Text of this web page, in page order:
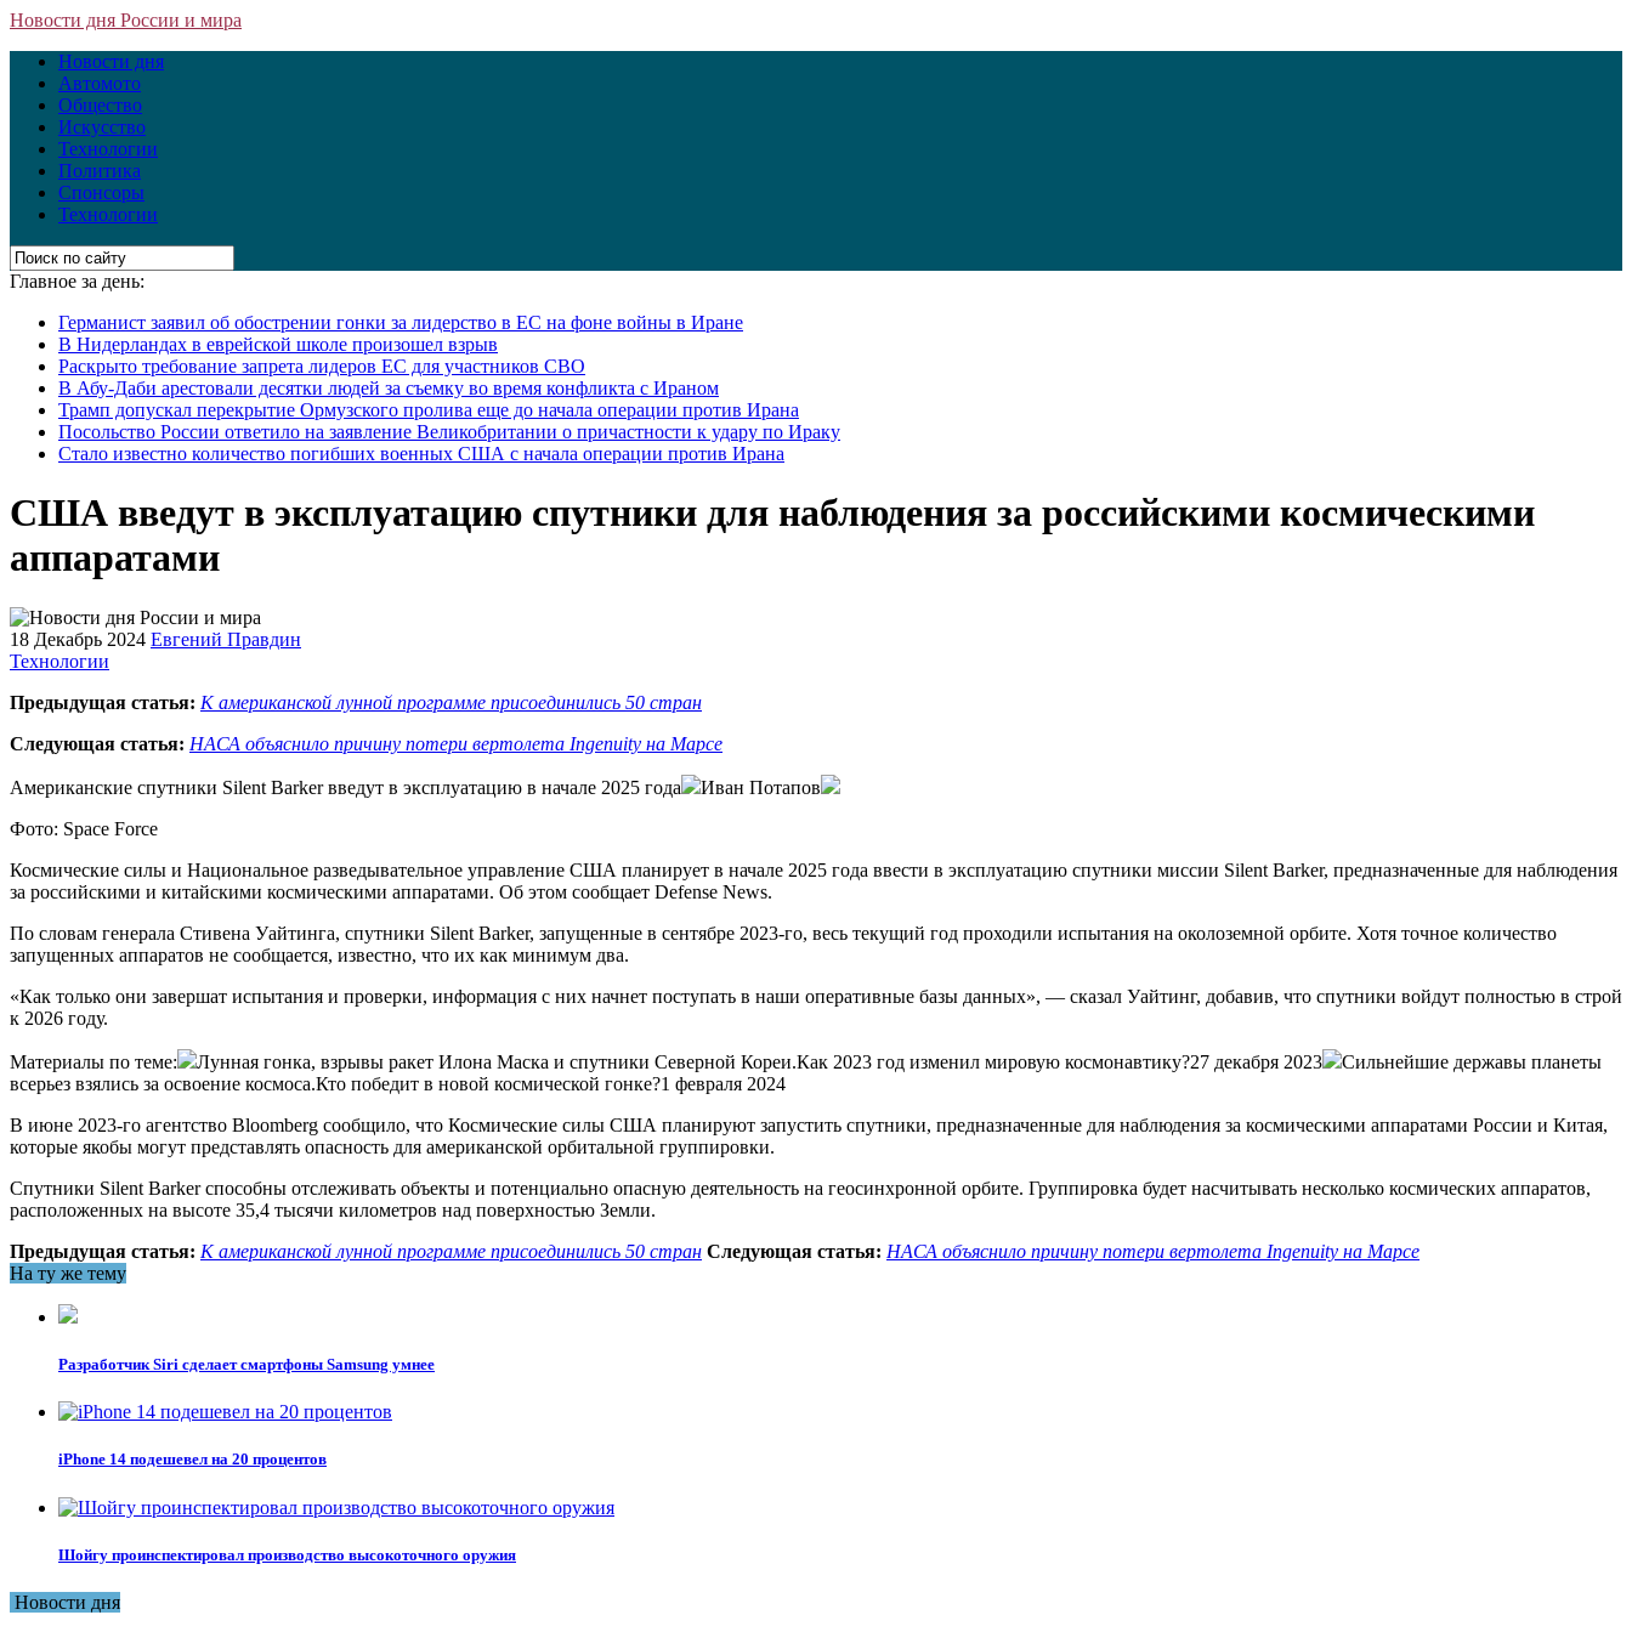
Новости дня России и мира
Новости дня
Автомото
Общество
Искусство
Технологии
Политика
Спонсоры
Технологии
Главное за день:
Германист заявил об обострении гонки за лидерство в ЕС на фоне войны в Иране
В Нидерландах в еврейской школе произошел взрыв
Раскрыто требование запрета лидеров ЕС для участников СВО
В Абу-Даби арестовали десятки людей за съемку во время конфликта с Ираном
Трамп допускал перекрытие Ормузского пролива еще до начала операции против Ирана
Посольство России ответило на заявление Великобритании о причастности к удару по Ираку
Стало известно количество погибших военных США с начала операции против Ирана
США введут в эксплуатацию спутники для наблюдения за российскими космическими
аппаратами
18 Декабрь 2024 Евгений Правдин
Технологии
Предыдущая статья: К американской лунной программе присоединились 50 стран
Следующая статья: НАСА объяснило причину потери вертолета Ingenuity на Марсе
Американские спутники Silent Barker введут в эксплуатацию в начале 2025 года
Иван Потапов
Фото: Space Force
Космические силы и Национальное разведывательное управление США планирует в начале 2025 года ввести в эксплуатацию спутники миссии Silent Barker, предназначенные для наблюдения
за российскими и китайскими космическими аппаратами. Об этом сообщает Defense News.
По словам генерала Стивена Уайтинга, спутники Silent Barker, запущенные в сентябре 2023-го, весь текущий год проходили испытания на околоземной орбите. Хотя точное количество
запущенных аппаратов не сообщается, известно, что их как минимум два.
«Как только они завершат испытания и проверки, информация с них начнет поступать в наши оперативные базы данных», — сказал Уайтинг, добавив, что спутники войдут полностью в строй
к 2026 году.
Материалы по теме: Лунная гонка, взрывы ракет Илона Маска и спутники Северной Кореи.Как 2023 год изменил мировую космонавтику?27 декабря 2023
Сильнейшие державы планеты
всерьез взялись за освоение космоса.Кто победит в новой космической гонке?1 февраля 2024
В июне 2023-го агентство Bloomberg сообщило, что Космические силы США планируют запустить спутники, предназначенные для наблюдения за космическими аппаратами России и Китая,
которые якобы могут представлять опасность для американской орбитальной группировки.
Спутники Silent Barker способны отслеживать объекты и потенциально опасную деятельность на геосинхронной орбите. Группировка будет насчитывать несколько космических аппаратов,
расположенных на высоте 35,4 тысячи километров над поверхностью Земли.
Предыдущая статья: К американской лунной программе присоединились 50 стран Следующая статья: НАСА объяснило причину потери вертолета Ingenuity на Марсе
На ту же тему
Разработчик Siri сделает смартфоны Samsung умнее
iPhone 14 подешевел на 20 процентов
Шойгу проинспектировал производство высокоточного оружия
Новости дня